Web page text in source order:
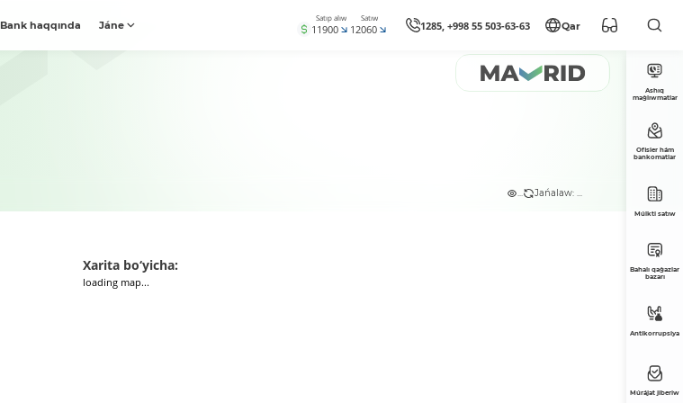
Bank haqqında Jáne
Satıp alıw
11900
Satıw
12060 1285, +998 55 503-63-63 Qar
... Jańalaw: ...
Xarita bo‘yicha:
loading map...
Ashıq
maǵlıwmatlar
Ofisler hám
bankomatlar
Múlkti satıw
Bahalı qaǵazlar
bazarı
Antikorrupsiya
Múrájat jiberiw